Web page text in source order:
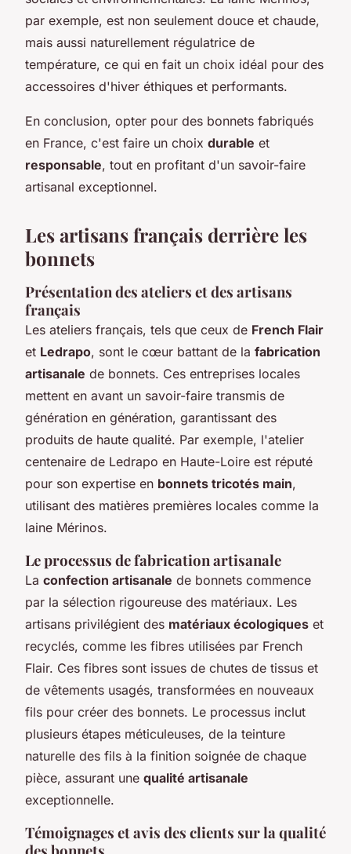
par exemple, est non seulement douce et chaude,
mais aussi naturellement régulatrice de
température, ce qui en fait un choix idéal pour des
accessoires d'hiver éthiques et performants.
En conclusion, opter pour des bonnets fabriqués
en France, c'est faire un choix durable et
responsable, tout en profitant d'un savoir-faire
artisanal exceptionnel.
Les artisans français derrière les
bonnets
Présentation des ateliers et des artisans
français
Les ateliers français, tels que ceux de French Flair
et Ledrapo, sont le cœur battant de la fabrication
artisanale de bonnets. Ces entreprises locales
mettent en avant un savoir-faire transmis de
génération en génération, garantissant des
produits de haute qualité. Par exemple, l'atelier
centenaire de Ledrapo en Haute-Loire est réputé
pour son expertise en bonnets tricotés main,
utilisant des matières premières locales comme la
laine Mérinos.
Le processus de fabrication artisanale
La confection artisanale de bonnets commence
par la sélection rigoureuse des matériaux. Les
artisans privilégient des matériaux écologiques et
recyclés, comme les fibres utilisées par French
Flair. Ces fibres sont issues de chutes de tissus et
de vêtements usagés, transformées en nouveaux
fils pour créer des bonnets. Le processus inclut
plusieurs étapes méticuleuses, de la teinture
naturelle des fils à la finition soignée de chaque
pièce, assurant une qualité artisanale
exceptionnelle.
Témoignages et avis des clients sur la qualité